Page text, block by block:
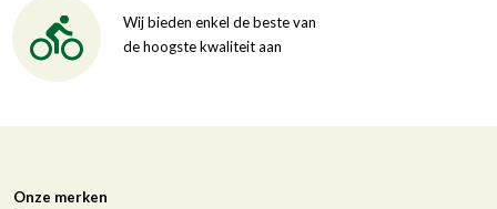
Wij bieden enkel de beste van
de hoogste kwaliteit aan
Onze merken